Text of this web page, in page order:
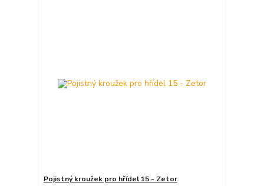
Pojistný kroužek pro hřídel 15 - Zetor